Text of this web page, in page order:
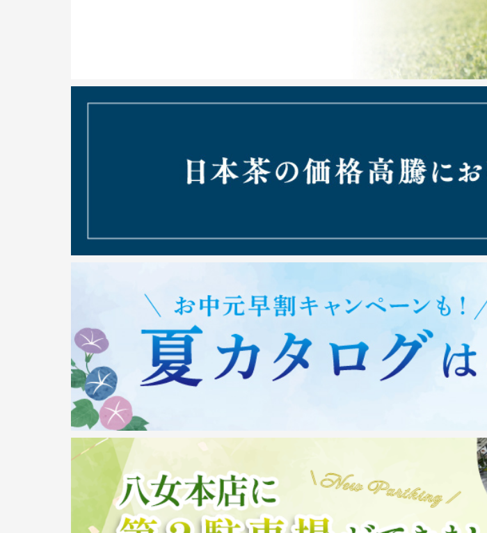
2026/06/29
弊社でも価格を維持できるよう努力をしてまいりましたが現状価格でのご提供
が難しい状況となり、このたび商品の値上げをさせていただくこととなりまし
た。弊社のお茶をご愛飲くださっているお客様には誠に心苦しいことではござ
いますが、何卒ご理解いただきたくお願い申し上げます。
2026/06/29
＜星野抹茶缶の価格変更について＞
2026年7月1日より開始される夏のカタログですが、星野抹茶（20ｇ缶）のカ
タログ記載の金額と実際に販売されている価格が違っております。
（価格変更が、カタログ印刷のタイミングに間に合わなかったため）
お客様にはご迷惑をおかけし大変申し訳ございません。2026年の新茶缶は、
正しくは以下の販売単価となります。
───────────────────────────────────
・星野抹茶 「星授」 カタログ掲載：2,160円/缶 →正単価：2,700円/缶